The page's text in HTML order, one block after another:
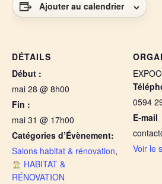
Ajouter au calendrier
DÉTAILS
Début :
mai 28 @ 8h00
Fin :
mai 31 @ 17h00
Catégories d’Évènement:
Salons habitat & rénovation,
HABITAT &
RÉNOVATION
0594
E-mail
Voir le